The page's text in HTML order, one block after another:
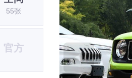
55张
官方